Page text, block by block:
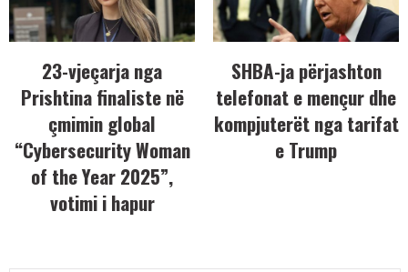
23-vjeçarja nga
Prishtina finaliste në
çmimin global
“Cybersecurity Woman
of the Year 2025”,
votimi i hapur
SHBA-ja përjashton
telefonat e mençur dhe
kompjuterët nga tarifat
e Trump